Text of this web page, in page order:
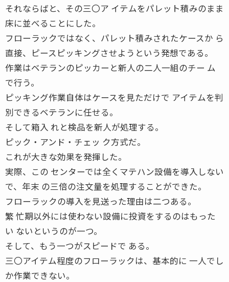
それならばと、その三〇ア イテムをパレット積みのまま
床に並べることにした。
フローラックではなく、パレット積みされたケースか ら
直接、ピースピッキングさせようという発想である。
作業はベテランのピッカーと新人の二人一組のチー ム
で行う。
ピッキング作業自体はケースを見ただけで アイテムを判
別できるベテランに任せる。
そして箱入 れと検品を新人が処理する。
ピック・アンド・チェッ ク方式だ。
これが大きな効果を発揮した。
実際、この センターでは全くマテハン設備を導入しない
で、年末 の三倍の注文量を処理することができた。
フローラックの導入を見送った理由は二つある。
繁 忙期以外には使わない設備に投資をするのはもった
い ないというのが一つ。
そして、もう一つがスピードで ある。
三〇アイテム程度のフローラックは、基本的に 一人でし
か作業できない。